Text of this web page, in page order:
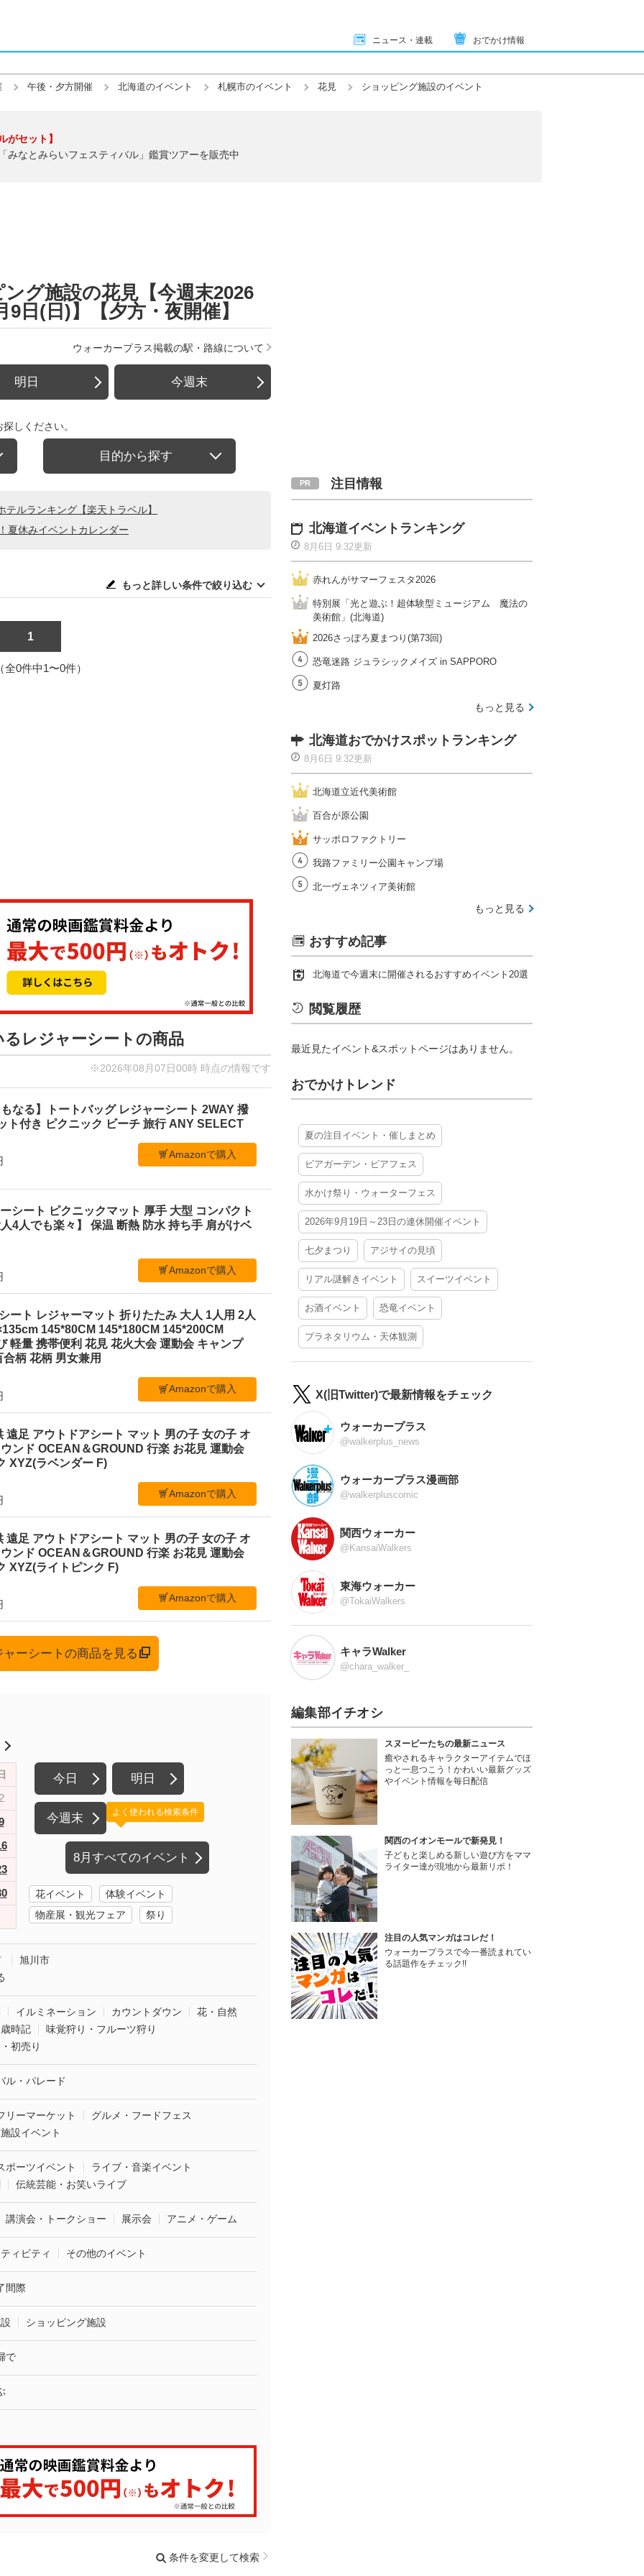
ニュース・連載 おでかけ情報
午後・夕方開催 北海道のイベント 札幌市のイベント 花見 ショッピング施設のイベント
がセット】
みなとみらいフェスティバル」鑑賞ツアーを販売中
グ施設の花見【今週末2026
日(日)】【夕方・夜開催】
ウォーカープラス掲載の駅・路線について
明日 今週末
しください。
目的から探す
ルランキング【楽天トラベル】
夏休みイベントカレンダー
もっと詳しい条件で絞り込む
1
全0件中1〜0件）
レジャーシートの商品
※2026年08月07日00時 時点の情報です
なる】トートバッグ レジャーシート 2WAY 撥
ト付き ピクニック ビーチ 旅行 ANY SELECT
Amazonで購入
シート ピクニックマット 厚手 大型 コンパクト
4人でも楽々】 保温 断熱 防水 持ち手 肩がけベ
Amazonで購入
ート レジャーマット 折りたたみ 大人 1人用 2人
145*80CM 145*180CM 145*200CM
軽量 携帯便利 花見 花火大会 運動会 キャンプ
柄 花柄 男女兼用
Amazonで購入
遠足 アウトドアシート マット 男の子 女の子 オ
ンド OCEAN＆GROUND 行楽 お花見 運動会
XYZ(ラベンダー F)
Amazonで購入
遠足 アウトドアシート マット 男の子 女の子 オ
ンド OCEAN＆GROUND 行楽 お花見 運動会
XYZ(ライトピンク F)
Amazonで購入
ーシートの商品を見る
今日 明日
今週末
8月すべてのイベント
よく使われる検索条件
花イベント
体験イベント
物産展・観光フェア
祭り
旭川市
イルミネーション カウントダウン
花・自然
時記
味覚狩り・フルーツ狩り
初売り
ル・パレード
リーマーケット
グルメ・フードフェス
設イベント
ポーツイベント
ライブ・音楽イベント
伝統芸能・お笑いライブ
講演会・トークショー 展示会 アニメ・ゲーム
ィビティ その他のイベント
間際
ショッピング施設
で
条件を変更して検索
注目情報
北海道イベントランキング
8月6日 9:32更新
赤れんがサマーフェスタ2026
特別展「光と遊ぶ！超体験型ミュージアム 魔法の
美術館」(北海道)
2026さっぽろ夏まつり(第73回)
恐竜迷路 ジュラシックメイズ in SAPPORO
夏灯路
もっと見る
北海道おでかけスポットランキング
8月6日 9:32更新
北海道立近代美術館
百合が原公園
サッポロファクトリー
我路ファミリー公園キャンプ場
北一ヴェネツィア美術館
もっと見る
おすすめ記事
北海道で今週末に開催されるおすすめイベント20選
閲覧履歴
最近見たイベント&スポットページはありません。
おでかけトレンド
夏の注目イベント・催しまとめ
ビアガーデン・ビアフェス
水かけ祭り・ウォーターフェス
2026年9月19日～23日の連休開催イベント
七夕まつり アジサイの見頃
リアル謎解きイベント スイーツイベント
お酒イベント 恐竜イベント
プラネタリウム・天体観測
X(旧Twitter)で最新情報をチェック
ウォーカープラス
@walkerplus_news
ウォーカープラス漫画部
@walkerpluscomic
関西ウォーカー
@KansaiWalkers
東海ウォーカー
@TokaiWalkers
キャラWalker
@chara_walker_
編集部イチオシ
スヌーピーたちの最新ニュース
癒やされるキャラクターアイテムでほ
っと一息つこう！かわいい最新グッズ
やイベント情報を毎日配信
関西のイオンモールで新発見！
子どもと楽しめる新しい遊び方をママ
ライター達が現地から最新リポ！
注目の人気マンガはコレだ！
ウォーカープラスで今一番読まれてい
る話題作をチェック!!